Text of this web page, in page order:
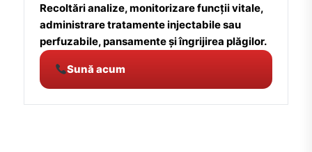
Recoltări analize, monitorizare funcții vitale,
administrare tratamente injectabile sau
perfuzabile, pansamente și îngrijirea plăgilor.
Sună acum